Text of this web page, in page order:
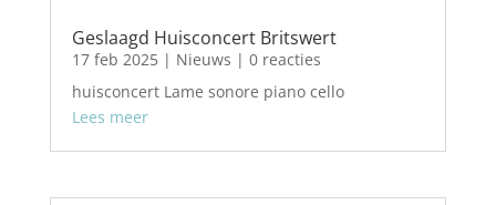
Geslaagd Huisconcert Britswert
17 feb 2025| Nieuws | 0 reacties
huisconcert Lame sonore piano cello
Lees meer